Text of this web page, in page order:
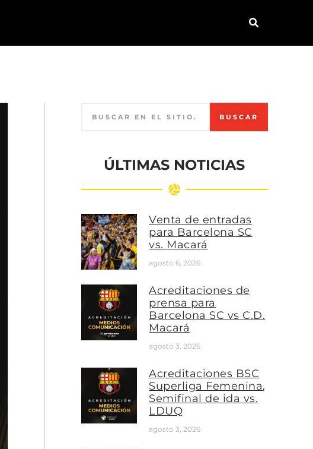
BUSCAR
ÚLTIMAS NOTICIAS
Venta de entradas
para Barcelona SC
vs. Macará
agosto 6, 2026
Acreditaciones de
prensa para
Barcelona SC vs C.D.
Macará
agosto 3, 2026
Acreditaciones BSC
Superliga Femenina,
Semifinal de ida vs.
LDUQ
agosto 3, 2026